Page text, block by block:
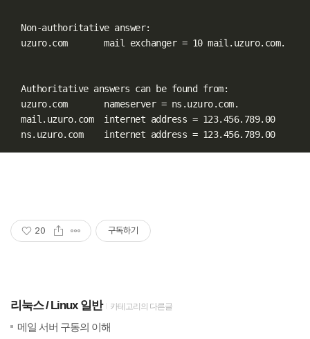
  Non-authoritative answer:
  uzuro.com       mail exchanger
= 10 mail.uzuro.com.
  Authoritative answers can be found from:
  uzuro.com       nameserver
= ns.uzuro.com.
  mail.uzuro.com  internet address
= 123.456.789.00
  ns.uzuro.com    internet address
= 123.456.789.00
20 구독하기
리눅스 Linux 일반 카테고리의 다른글
메일 서버 구동의 이해